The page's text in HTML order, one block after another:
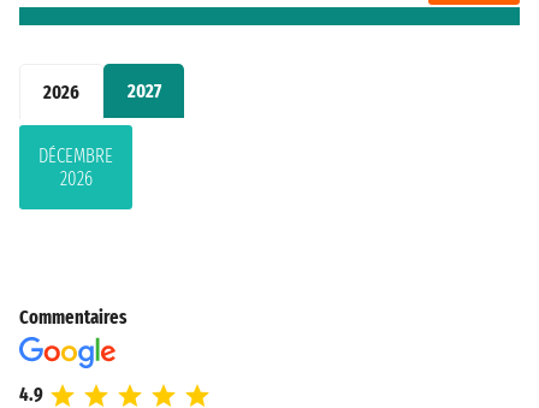
2026 2027
DÉCEMBRE
2026
Commentaires
4.9